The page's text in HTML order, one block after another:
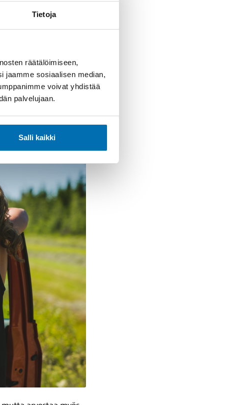
Tietoja
räätälöimiseen,
jaamme sosiaalisen median,
voivat yhdistää
palvelujaan.
Salli kaikki